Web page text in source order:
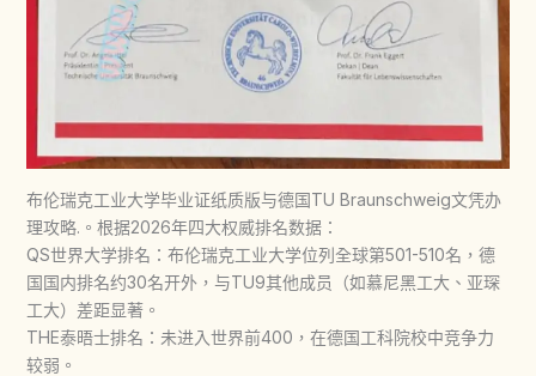
布伦瑞克工业大学毕业证纸质版与德国TU Braunschweig文凭办
理攻略.。根据2026年四大权威排名数据：
QS世界大学排名：布伦瑞克工业大学位列全球第501-510名，德
国国内排名约30名开外，与TU9其他成员（如慕尼黑工大、亚琛
工大）差距显著。
THE泰晤士排名：未进入世界前400，在德国工科院校中竞争力
较弱。